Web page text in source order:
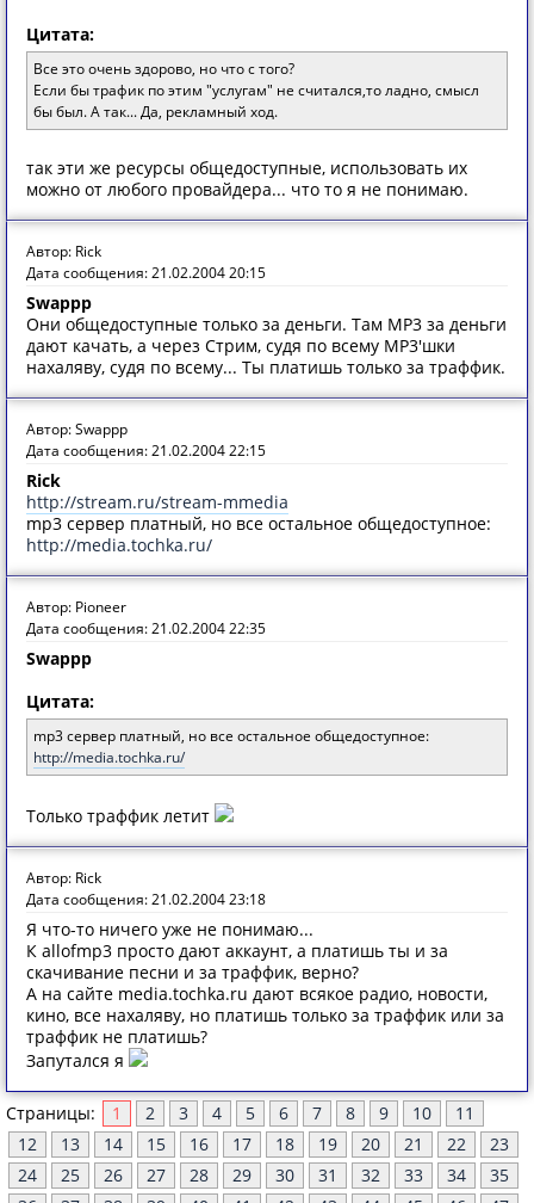
Цитата:
Все это очень здорово, но что с того?
Если бы трафик по этим "услугам" не считался,то ладно, смысл
бы был. А так... Да, рекламный ход.
так эти же ресурсы общедоступные, использовать их
можно от любого провайдера... что то я не понимаю.
Автор: Rick
Дата сообщения: 21.02.2004 20:15
Swappp
Они общедоступные только за деньги. Там MP3 за деньги
дают качать, а через Стрим, судя по всему MP3'шки
нахаляву, судя по всему... Ты платишь только за траффик.
Автор: Swappp
Дата сообщения: 21.02.2004 22:15
Rick
http://stream.ru/stream-mmedia
mp3 сервер платный, но все остальное общедоступное:
http://media.tochka.ru/
Автор: Pioneer
Дата сообщения: 21.02.2004 22:35
Swappp
Цитата:
mp3 сервер платный, но все остальное общедоступное:
http://media.tochka.ru/
Только траффик летит
Автор: Rick
Дата сообщения: 21.02.2004 23:18
Я что-то ничего уже не понимаю...
К allofmp3 просто дают аккаунт, а платишь ты и за
скачивание песни и за траффик, верно?
А на сайте media.tochka.ru дают всякое радио, новости,
кино, все нахаляву, но платишь только за траффик или за
траффик не платишь?
Запутался я
Страницы: 1 2 3 4 5 6 7 8 9 10
11
12
13 14 15 16 17 18 19 20 21 22
23
24
25 26 27 28 29 30 31 32 33 34
35